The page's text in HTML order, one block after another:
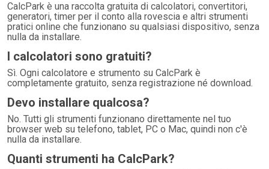
CalcPark è una raccolta gratuita di calcolatori, convertitori,
generatori, timer per il conto alla rovescia e altri strumenti
pratici online che funzionano su qualsiasi dispositivo, senza
nulla da installare.
I calcolatori sono gratuiti?
Sì. Ogni calcolatore e strumento su CalcPark è
completamente gratuito, senza registrazione né download.
Devo installare qualcosa?
No. Tutti gli strumenti funzionano direttamente nel tuo
browser web su telefono, tablet, PC o Mac, quindi non c'è
nulla da installare.
Quanti strumenti ha CalcPark?